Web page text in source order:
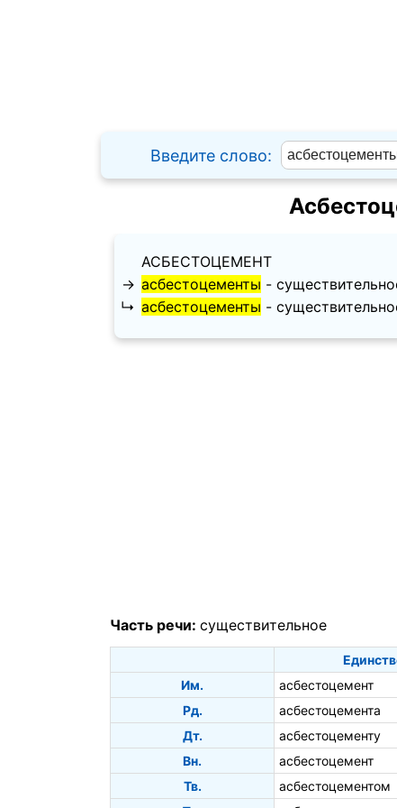
Введите слово:
АСБЕСТОЦЕМЕНТ
→ асбестоцементы -
↳ асбестоцементы -
Часть речи: существительное
Им.
асбестоцемент
Рд.
асбестоцемента
Дт.
асбестоцементу
Вн.
асбестоцемент
Тв.
асбестоцементом